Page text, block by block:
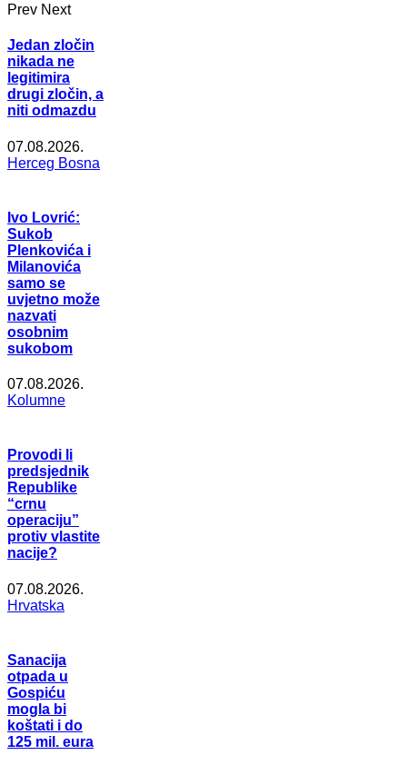
Prev Next
Jedan zločin
nikada ne
legitimira
drugi zločin, a
niti odmazdu
07.08.2026.
Herceg Bosna
Ivo Lovrić:
Sukob
Plenkovića i
Milanovića
samo se
uvjetno može
nazvati
osobnim
sukobom
07.08.2026.
Kolumne
Provodi li
predsjednik
Republike
“crnu
operaciju”
protiv vlastite
nacije?
07.08.2026.
Hrvatska
Sanacija
otpada u
Gospiću
mogla bi
koštati i do
125 mil. eura